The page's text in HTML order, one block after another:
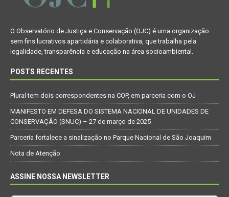
O Observatório de Justiça e Conservação (OJC) é uma organização
sem fins lucrativos apartidária e colaborativa, que trabalha pela
legalidade, transparência e educação na área socioambiental.
POSTS RECENTES
Plural tem dois correspondentes na COP, em parceria com o OJ
MANIFESTO EM DEFESA DO SISTEMA NACIONAL DE UNIDADES DE
CONSERVAÇÃO (SNUC) – 27 de março de 2025
Parceria fortalece a sinalização no Parque Nacional de São Joaquim
Nota de Atenção
ASSINE NOSSA NEWSLETTER